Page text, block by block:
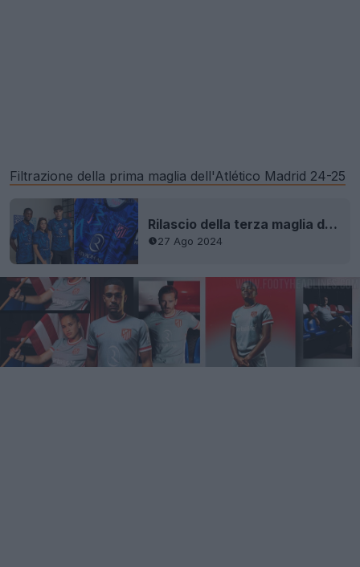
Filtrazione della prima maglia dell'Atlético Madrid 24-25
Rilascio della terza maglia dell'Atletico Madrid 24-25
27 Ago 2024